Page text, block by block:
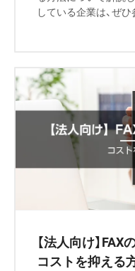
している企業は、ぜ
【法人向け】
コストを抑える